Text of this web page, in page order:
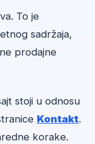
To je
sadržaja,
prodajne
stoji u odnosu
Kontakt.
korake.